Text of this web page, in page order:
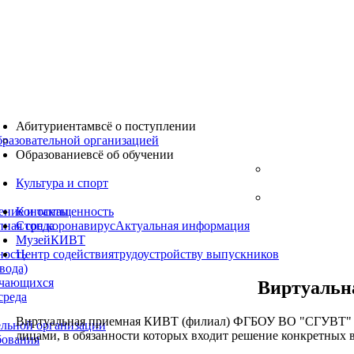
организацией
и оснащенность
среда
организации
Абитуриентамвсё о поступлении
Образованиевсё об обучении
Культура и спорт
Контакты
Стоп коронавирусАктуальная информация
МузейКИВТ
Центр содействиятрудоустройству выпускников
Виртуальная приемная КИВТ (филиал) ФГБОУ ВО "СГУВТ"
лицами, в обязанности которых входит решение конкретных